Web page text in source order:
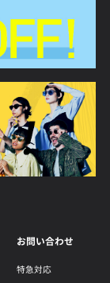
お問い合わせ
特急対応